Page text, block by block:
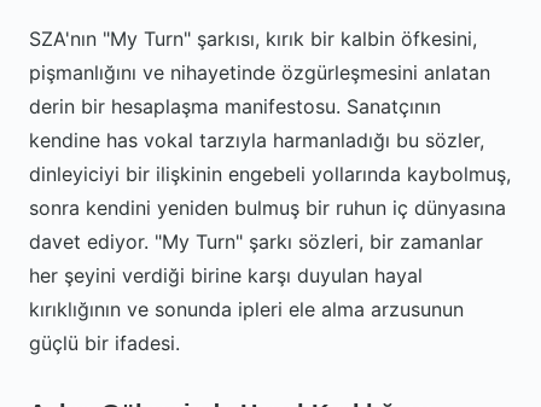
SZA'nın "My Turn" şarkısı, kırık bir kalbin öfkesini,
pişmanlığını ve nihayetinde özgürleşmesini anlatan
derin bir hesaplaşma manifestosu. Sanatçının
kendine has vokal tarzıyla harmanladığı bu sözler,
dinleyiciyi bir ilişkinin engebeli yollarında kaybolmuş,
sonra kendini yeniden bulmuş bir ruhun iç dünyasına
davet ediyor. "My Turn" şarkı sözleri, bir zamanlar
her şeyini verdiği birine karşı duyulan hayal
kırıklığının ve sonunda ipleri ele alma arzusunun
güçlü bir ifadesi.